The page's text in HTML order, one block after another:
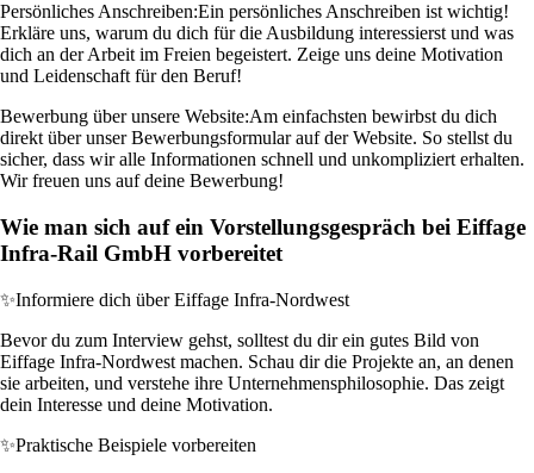
Persönliches Anschreiben:Ein persönliches Anschreiben ist wichtig!
Erkläre uns, warum du dich für die Ausbildung interessierst und was
dich an der Arbeit im Freien begeistert. Zeige uns deine Motivation
und Leidenschaft für den Beruf!
Bewerbung über unsere Website:Am einfachsten bewirbst du dich
direkt über unser Bewerbungsformular auf der Website. So stellst du
sicher, dass wir alle Informationen schnell und unkompliziert erhalten.
Wir freuen uns auf deine Bewerbung!
Wie man sich auf ein Vorstellungsgespräch bei Eiffage
Infra-Rail GmbH vorbereitet
✨Informiere dich über Eiffage Infra-Nordwest
Bevor du zum Interview gehst, solltest du dir ein gutes Bild von
Eiffage Infra-Nordwest machen. Schau dir die Projekte an, an denen
sie arbeiten, und verstehe ihre Unternehmensphilosophie. Das zeigt
dein Interesse und deine Motivation.
✨Praktische Beispiele vorbereiten